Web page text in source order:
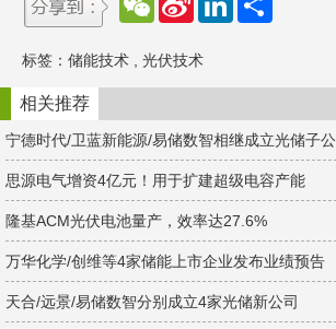
e
a
t
a
W
e
b
o
d
n
标签： 储能技术 光伏技术
相关推荐
宁德时代/卫蓝新能源/易储数智相继成立光储子公
思源电气增资4亿元！用于扩建超级电容产能
隆基ACM光伏电池量产，效率达27.6%
万华化学/创维等4家储能上市企业发布业绩预告
天合/远景/易储数智分别成立4家光储新公司